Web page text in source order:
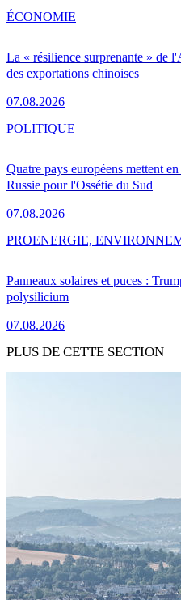
La « résilience surprenante » de
des exportations chinoises
07.08.2026
ÉCONOMIE
Quatre pays européens mettent
Russie pour l'Ossétie du Sud
07.08.2026
POLITIQUE
Panneaux solaires et puces :
polysilicium
07.08.2026
PROENERGIE,
PLUS DE CETTE SECTION